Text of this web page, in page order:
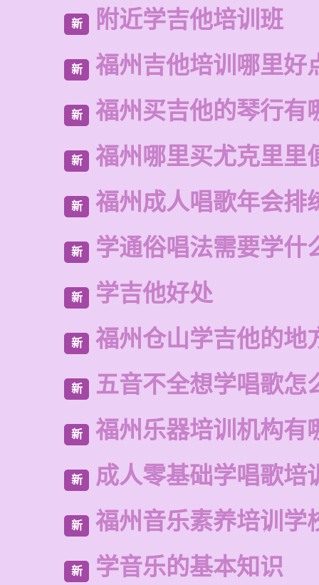
新 附近学吉他培训班
新 福州吉他培训哪里好
新 福州买吉他的琴行有
新 福州哪里买尤克里里
新 福州成人唱歌年会排
新 学通俗唱法需要学什
新 学吉他好处
新 福州仓山学吉他的地
新 五音不全想学唱歌怎
新 福州乐器培训机构有
新 成人零基础学唱歌培
新 福州音乐素养培训学
新 学音乐的基本知识